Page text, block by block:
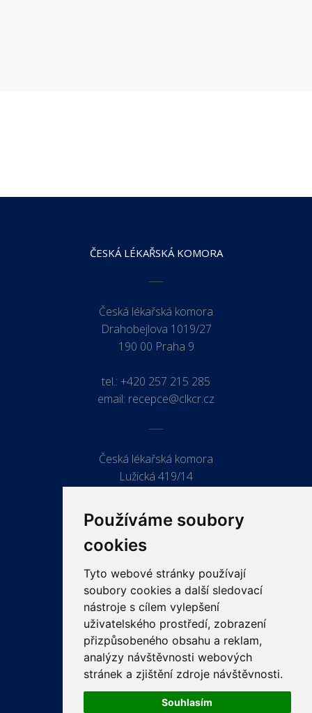
Používáme soubory
cookies
Tyto webové stránky používají
soubory cookies a další sledovací
nástroje s cílem vylepšení
uživatelského prostředí, zobrazení
přizpůsobeného obsahu a reklam,
analýzy návštěvnosti webových
stránek a zjištění zdroje návštěvnosti.
Souhlasím
ČESKÁ LÉKAŘSKÁ KOMORA
Česká lékařská komora
Drahobejlova 1019/27
190 00 Praha 9
tel.: +420 257 215 285
email: recepce@clkcr.cz
Česká lékařská komora
Lužická 419/14
ODKAZY
PRO LÉKAŘE
PRO VEŘEJNOST
VZDĚLÁVÁNÍ